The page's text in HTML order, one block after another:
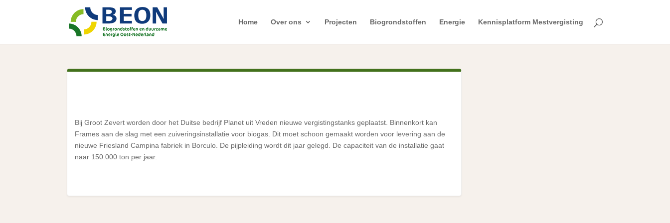
Home Over ons Projecten Biogrondstoffen Energie Kennisplatform Mestvergisting
Bij Groot Zevert worden door het Duitse bedrijf Planet uit Vreden nieuwe vergistingstanks geplaatst. Binnenkort kan
Frames aan de slag met een zuiveringsinstallatie voor biogas. Dit moet schoon gemaakt worden voor levering aan de
nieuwe Friesland Campina fabriek in Borculo. De pijpleiding wordt dit jaar gelegd. De capaciteit van de installatie gaat
naar 150.000 ton per jaar.